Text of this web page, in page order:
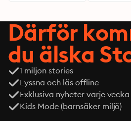
Därför
du älska
1 miljon stories
Lyssna och läs offline
Exklusiva nyheter varje vecka
Kids Mode (barnsäker miljö)